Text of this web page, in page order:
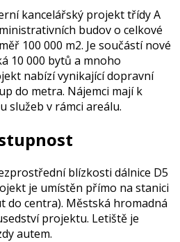
kancelářský projekt třídy A
budov o celkové
100 000 m2. Je součástí nové
10 000 bytů a mnoho
nabízí vynikající dopravní
do metra. Nájemci mají k
služeb v rámci areálu.
blízkosti dálnice D5
je umístěn přímo na stanici
do centra). Městská hromadná
projektu. Letiště je
autem.